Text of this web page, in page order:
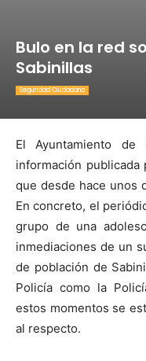
Bulo en la red
Sabinillas
Seguridad Ciudadana
El Ayuntamiento
información
que desde hace unos
En concreto, el
grupo de una
inmediaciones de un
de población de
Policía como la
estos momentos se
al respecto.